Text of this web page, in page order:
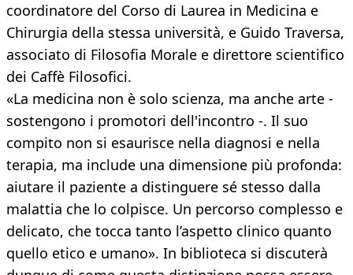
coordinatore del Corso di Laurea in Medicina e
Chirurgia della stessa università, e Guido Traversa,
associato di Filosofia Morale e direttore scientifico
dei Caffè Filosofici.
«La medicina non è solo scienza, ma anche arte -
sostengono i promotori dell'incontro -. Il suo
compito non si esaurisce nella diagnosi e nella
terapia, ma include una dimensione più profonda:
aiutare il paziente a distinguere sé stesso dalla
malattia che lo colpisce. Un percorso complesso e
delicato, che tocca tanto l’aspetto clinico quanto
quello etico e umano». In biblioteca si discuterà